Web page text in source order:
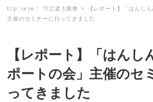
ミナトノキズナ
top page 司法書士業務
【レポート】「はんし
主催のセミナーに行ってきました
【レポート】「はんし
ポートの会」主催のセ
ってきました